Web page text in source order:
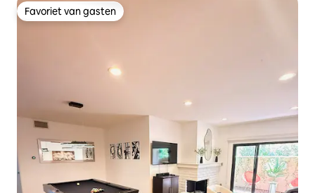
Favoriet van gasten
Favoriet van gasten